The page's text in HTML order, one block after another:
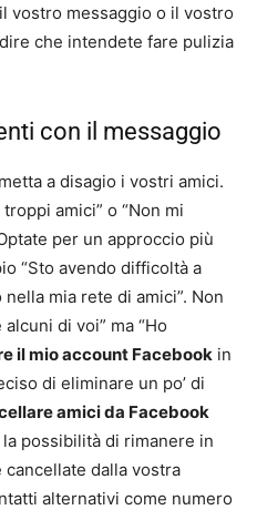
vostro messaggio o il vostro
che intendete fare pulizia
con il messaggio
a disagio i vostri amici.
troppi amici” o “Non mi
per un approccio più
“Sto avendo difficoltà a
mia rete di amici”. Non
di voi” ma “Ho
il mio account Facebook in
di eliminare un po’ di
amici da Facebook
possibilità di rimanere in
dalla vostra
alternativi come numero